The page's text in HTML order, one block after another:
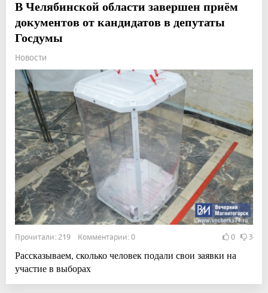
В Челябинской области завершен приём
документов от кандидатов в депутаты
Госдумы
Новости
Прочитали: 219 Комментарии: 0 0 3
Рассказываем, сколько человек подали свои заявки на
участие в выборах